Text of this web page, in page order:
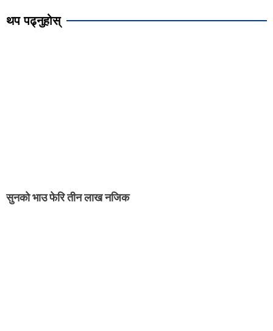
थप पढ्नुहोस्
सुनको भाउ फेरि तीन लाख नजिक